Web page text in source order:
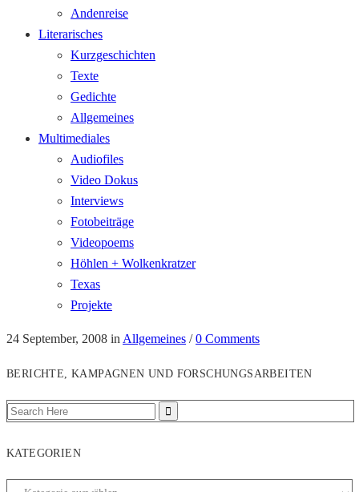
Andenreise
Literarisches
Kurzgeschichten
Texte
Gedichte
Allgemeines
Multimediales
Audiofiles
Video Dokus
Interviews
Fotobeiträge
Videopoems
Höhlen + Wolkenkratzer
Texas
Projekte
24 September, 2008 in Allgemeines /0 Comments
BERICHTE, KAMPAGNEN UND FORSCHUNGSARBEITEN
KATEGORIEN